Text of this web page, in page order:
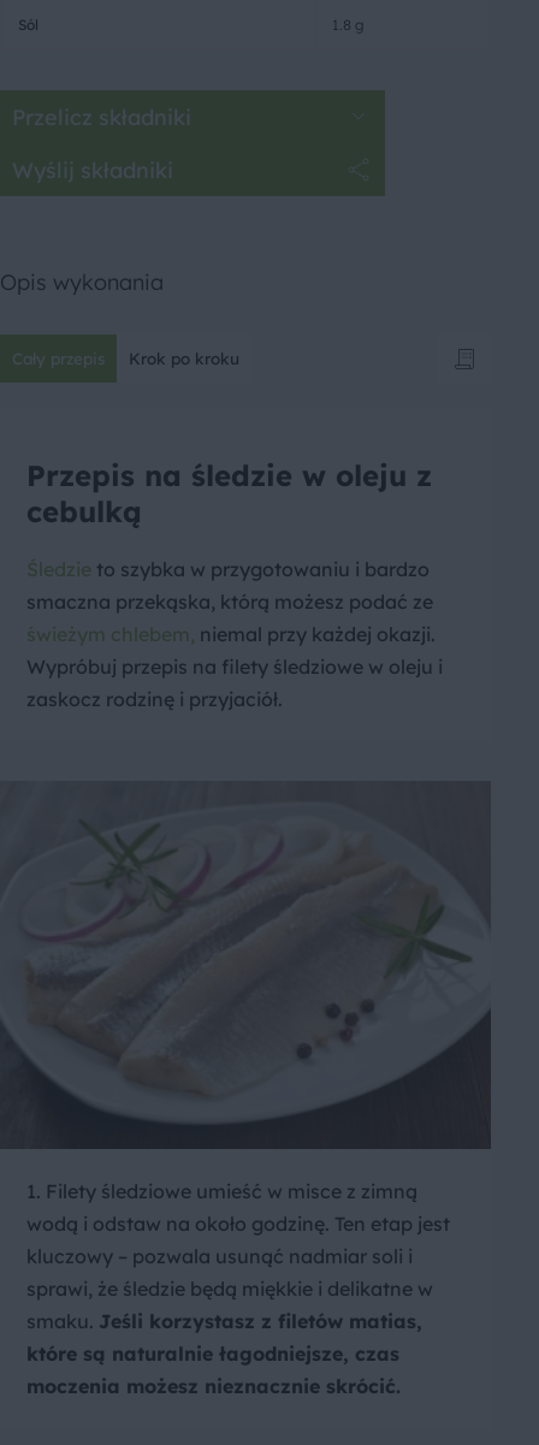
Sól 1.8 g
Przelicz składniki
Wyślij składniki
Opis wykonania
Cały przepis Krok po kroku
Przepis na śledzie w oleju z
cebulką
Śledzie to szybka w przygotowaniu i bardzo
smaczna przekąska, którą możesz podać ze
świeżym chlebem, niemal przy każdej okazji.
Wypróbuj przepis na filety śledziowe w oleju i
zaskocz rodzinę i przyjaciół.
1. Filety śledziowe umieść w misce z zimną
wodą i odstaw na około godzinę. Ten etap jest
kluczowy – pozwala usunąć nadmiar soli i
sprawi, że śledzie będą miękkie i delikatne w
smaku. Jeśli korzystasz z filetów matias,
które są naturalnie łagodniejsze, czas
moczenia możesz nieznacznie skrócić.